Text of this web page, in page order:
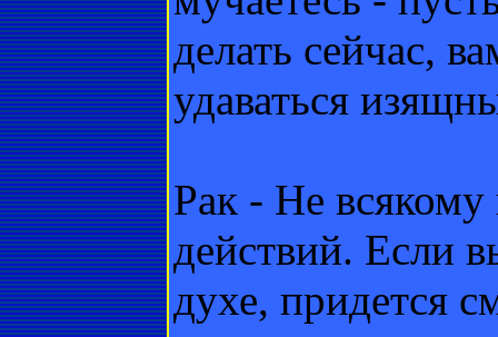
делать сейчас,
удаваться
Рак - Не всякому
действий. Если
духе, придется